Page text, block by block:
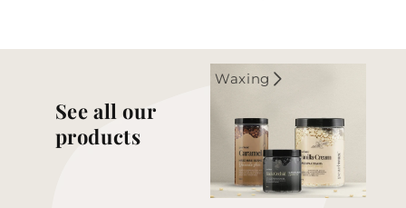
See all our
products
Waxing